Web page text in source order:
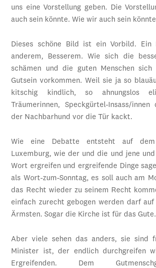
uns eine Vorstellung geben. Die
auch sein könnte. Wie wir auch sein
Dieses schöne Bild ist ein Vorbild. Ein
anderem, Besserem. Wie sich die
schämen und die guten Menschen
Gutsein vorkommen. Weil sie ja so
kitschig kindlich, so ahnungslos
Träumerinnen, Speckgürtel-Insass/
der Nachbarhund vor die Tür kackt.
Wie eine Debatte entsteht auf
Luxemburg, wie der und die und jene
Wort ergreifen und ergreifende Dinge
als Wort-zum-Sonntag, es soll auch am
das Recht wieder zu seinem Recht
einfach zurecht gebogen werden darf
Ärmsten. Sogar die Kirche ist für das Gute.
Aber viele sehen das anders, sie sind
Minister ist, der endlich durchgreifen
Ergreifenden. Dem